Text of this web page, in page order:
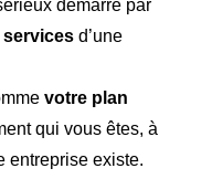
démarre par
services d’une
votre plan
qui vous êtes, à
entreprise existe.